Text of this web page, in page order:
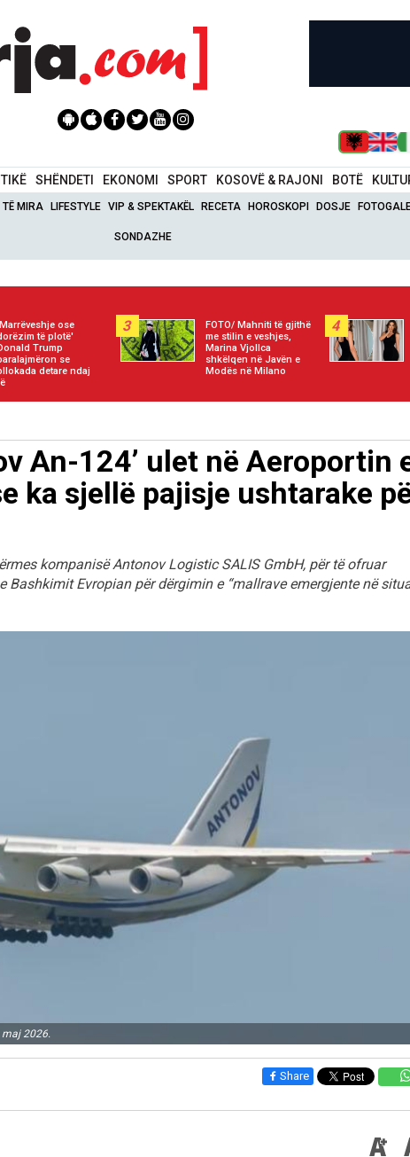
SHËNDETI EKONOMI SPORT KOSOVË & RAJONI BOTË
MIRA LIFESTYLE VIP & SPEKTAKËL RECETA HOROSKOPI DOSJE
SONDAZHE
ose
të plotë'
Trump
se
detare ndaj
3
FOTO/ Mahniti të gjithë
me stilin e veshjes,
Marina Vjollca
shkëlqen në Javën e
Modës në Milano
4
An-124’ ulet në Aeroportin
ka sjellë pajisje ushtarake
kompanisë Antonov Logistic SALIS GmbH, për të ofruar
Bashkimit Evropian për dërgimin e “mallrave emergjente në
maj 2026.
Share